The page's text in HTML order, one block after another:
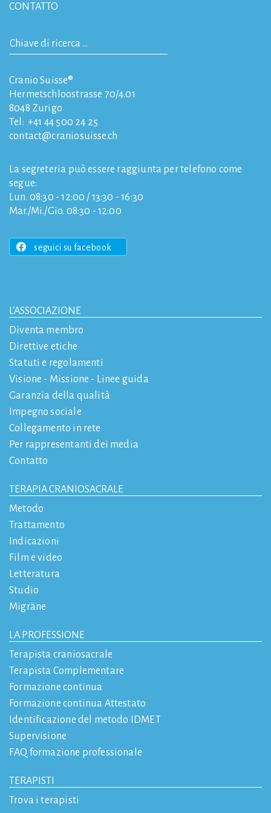
CONTATTO
Cranio Suisse®
Hermetschloostrasse 70/4.01
8048 Zurigo
Tel: +41 44 500 24 25
contact
craniosuisse.ch
La segreteria può essere raggiunta per telefono come
segue:
Lun. 08:30 - 12:00 / 13:30 - 16:30
Mar./Mi./Gio. 08:30 - 12:00
seguici su facebook
L'ASSOCIAZIONE
Diventa membro
Direttive etiche
Statuti e regolamenti
Visione - Missione - Linee guida
Garanzia della qualità
Impegno sociale
Collegamento in rete
Per rappresentanti dei media
Contatto
TERAPIA CRANIOSACRALE
Metodo
Trattamento
Indicazioni
Film e video
Letteratura
Studio
Migräne
LA PROFESSIONE
Terapista craniosacrale
Terapista Complementare
Formazione continua
Formazione continua Attestato
Identificazione del metodo IDMET
Supervisione
FAQ formazione professionale
TERAPISTI
Trova i terapisti